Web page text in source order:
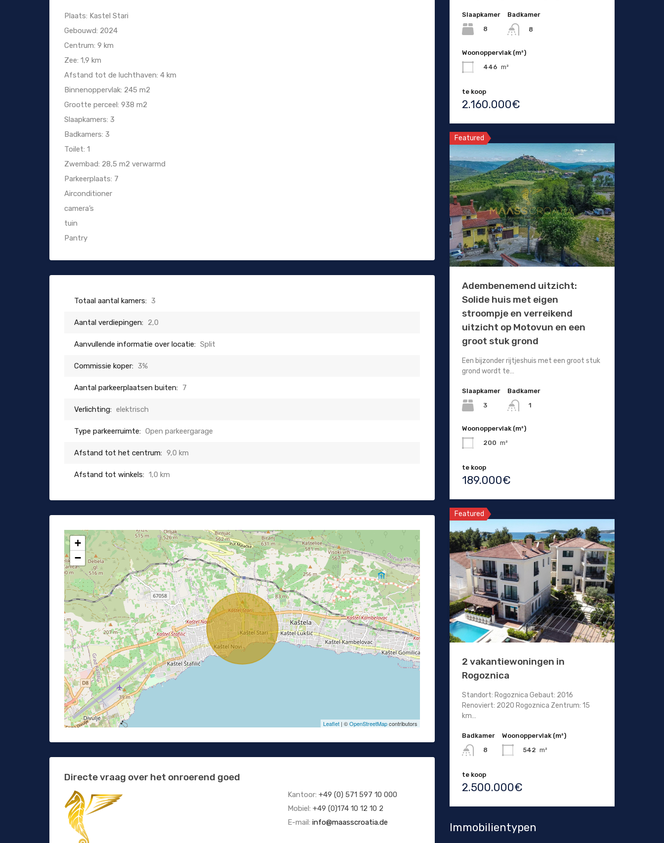
Plaats: Kastel Stari
Gebouwd: 2024
Centrum: 9 km
Zee: 1,9 km
Afstand tot de luchthaven: 4 km
Binnenoppervlak: 245 m2
Grootte perceel: 938 m2
Slaapkamers: 3
Badkamers: 3
Toilet: 1
Zwembad: 28,5 m2 verwarmd
Parkeerplaats: 7
Airconditioner
camera’s
tuin
Pantry
Totaal aantal kamers: 3
Aantal verdiepingen: 2,0
Aanvullende informatie over locatie: Split
Commissie koper: 3%
Aantal parkeerplaatsen buiten: 7
Verlichting: elektrisch
Type parkeerruimte: Open parkeergarage
Afstand tot het centrum: 9,0 km
Afstand tot winkels: 1,0 km
+
−
Leaflet| ©OpenStreetMapcontributors
Directe vraag over het onroerend goed
Kantoor: +49 (0) 571 597 10 000
Mobiel: +49 (0)174 10 12 10 2
E-mail: info@maasscroatia.de
Slaapkamer
8
Badkamer
8
Woonoppervlak (m²)
446 m²
te koop
2.160.000€
Featured
Adembenemend uitzicht:
Solide huis met eigen
stroompje en verreikend
uitzicht op Motovun en een
groot stuk grond
Een bijzonder rijtjeshuis met een groot stuk
grond wordt te…
Slaapkamer
3
Badkamer
1
Woonoppervlak (m²)
200 m²
te koop
189.000€
Featured
2 vakantiewoningen in
Rogoznica
Standort: Rogoznica Gebaut: 2016
Renoviert: 2020 Rogoznica Zentrum: 15
km…
Badkamer
8
Woonoppervlak (m²)
542 m²
te koop
2.500.000€
Immobilientypen